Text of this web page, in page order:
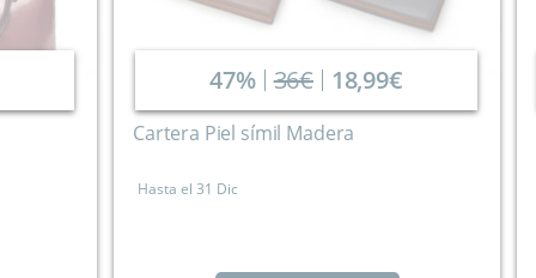
47% 36€ 18,99€
Cartera Piel símil Madera
Hasta el 31 Dic